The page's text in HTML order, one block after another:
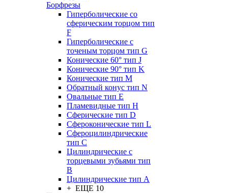
Борфрезы
Гиперболические cо
сферическим торцом тип
F
Гиперболические с
точеным торцом тип G
Конические 60° тип J
Конические 90° тип K
Конические тип M
Обратный конус тип N
Овальные тип E
Пламевидные тип H
Сферические тип D
Сфероконические тип L
Сфероцилиндрические
тип C
Цилиндрические с
торцевыми зубьями тип
B
Цилиндрические тип А
+ ЕЩЕ 10